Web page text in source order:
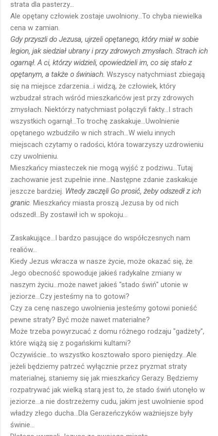
strata dla pasterzy...
Ale opętany człowiek zostaje uwolniony...To chyba niewielka
cena w zamian.
Gdy przyszli do Jezusa, ujrzeli opętanego, który miał w sobie
legion, jak siedział ubrany i przy zdrowych zmysłach. Strach ich
ogarnął. A ci, którzy widzieli, opowiedzieli im, co się stało z
opętanym, a także o świniach. Wszyscy natychmiast zbiegają
się na miejsce zdarzenia...i widzą, że człowiek, który
wzbudzał strach wśród mieszkańców jest przy zdrowych
zmysłach. Niektórzy natychmiast połączyli fakty...I strach
wszystkich ogarnął...To trochę zaskakuje...Uwolnienie
opętanego wzbudziło w nich strach...W wielu innych
miejscach czytamy o radości, która towarzyszy uzdrowieniu
czy uwolnieniu.
Mieszkańcy miasteczek nie mogą wyjść z podziwu...Tutaj
zachowanie jest zupełnie inne...Następne zdanie zaskakuje
jeszcze bardziej. Wtedy zaczęli Go prosić, żeby odszedł z ich
granic Mieszkańcy miasta proszą Jezusa by od nich
odszedł...By zostawił ich w spokoju...
Zaskakujące...I bardzo pasujące do współczesnych nam
realiów...
Kiedy Jezus wkracza w nasze życie, może okazać się, że
Jego obecność spowoduje jakieś radykalne zmiany w
naszym życiu...może nawet jakieś "stado świń" utonie w
jeziorze...Czy jesteśmy na to gotowi?
Czy za cenę naszego uwolnienia jesteśmy gotowi ponieść
pewne straty? Być może nawet materialne?
Może trzeba powyrzucać z domu różnego rodzaju "gadżety",
które wiążą się z pogańskimi kultami?
Oczywiście...to wszystko kosztowało sporo pieniędzy...Ale
jeżeli będziemy patrzeć wyłącznie przez pryzmat straty
materialnej, staniemy się jak mieszkańcy Gerazy. Będziemy
rozpatrywać jak wielką starą jest to, że stado świń utonęło w
jeziorze...a nie dostrzeżemy cudu, jakim jest uwolnienie spod
władzy złego ducha...Dla Gerazeńczyków ważniejsze były
świnie...